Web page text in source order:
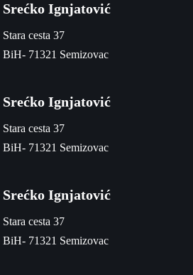
Srećko Ignjatović
Stara cesta 37
BiH- 71321 Semizovac
Srećko Ignjatović
Stara cesta 37
BiH- 71321 Semizovac
Srećko Ignjatović
Stara cesta 37
BiH- 71321 Semizovac